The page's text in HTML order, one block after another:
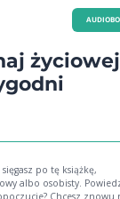
życiowej
albo osobisty.